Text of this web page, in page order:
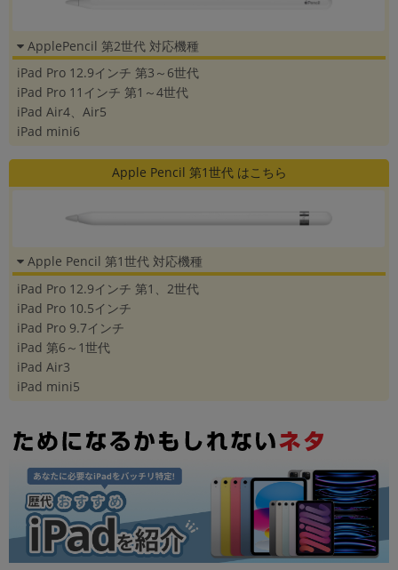
ApplePencil 第2世代 対応機種
iPad Pro 12.9インチ 第3～6世代
iPad Pro 11インチ 第1～4世代
iPad Air4、Air5
iPad mini6
Apple Pencil 第1世代 はこちら
Apple Pencil 第1世代 対応機種
iPad Pro 12.9インチ 第1、2世代
iPad Pro 10.5インチ
iPad Pro 9.7インチ
iPad 第6～1世代
iPad Air3
iPad mini5
メモリ
~
容量
~
価格
発売日
年 月 まで
各項目のチェックボックスは「or検索」となります。
ただし機能別のみ「and検索」となります。